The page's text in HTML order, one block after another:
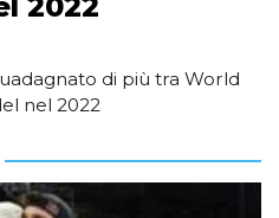
di più tra World
nel 2022